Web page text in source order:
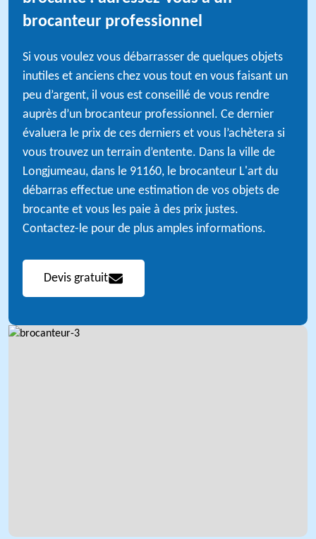
brocanteur professionnel
Si vous voulez vous débarrasser de quelques objets
inutiles et anciens chez vous tout en vous faisant un
peu d’argent, il vous est conseillé de vous rendre
auprès d’un brocanteur professionnel. Ce dernier
évaluera le prix de ces derniers et vous l’achètera si
vous trouvez un terrain d’entente. Dans la ville de
Longjumeau, dans le 91160, le brocanteur L'art du
débarras effectue une estimation de vos objets de
brocante et vous les paie à des prix justes.
Contactez-le pour de plus amples informations.
Devis gratuit